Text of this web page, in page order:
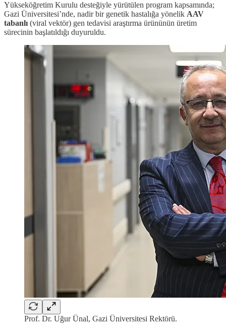
Yükseköğretim Kurulu desteğiyle yürütülen program kapsamında;
Gazi Üniversitesi’nde, nadir bir genetik hastalığa yönelik AAV
tabanlı (viral vektör) gen tedavisi araştırma ürününün üretim
sürecinin başlatıldığı duyuruldu.
Prof. Dr. Uğur Ünal, Gazi Üniversitesi Rektörü.